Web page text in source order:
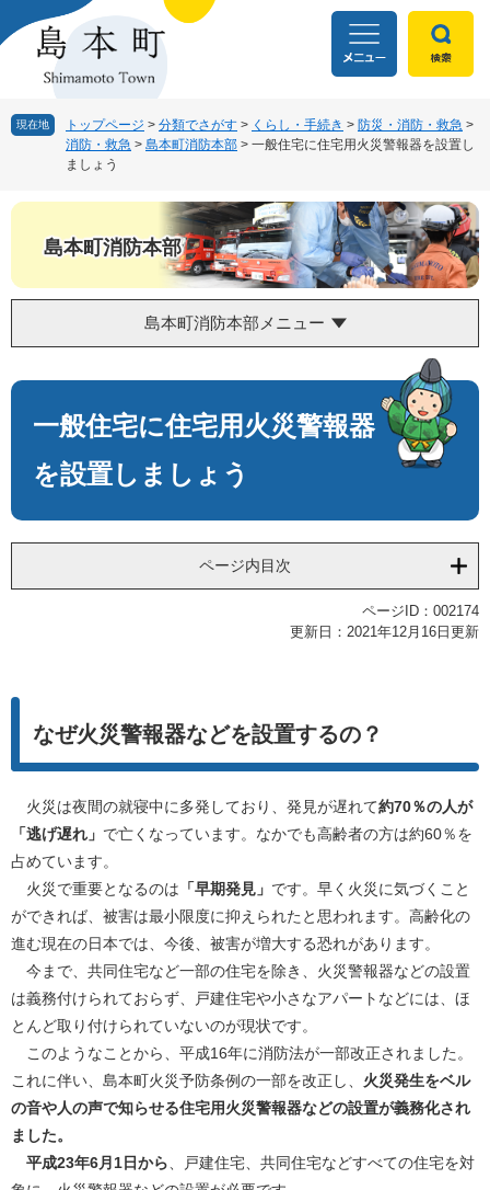
ー
ニ
現在地 トップページ > 分類でさがす > くらし・手続き > 防災・消防・救急 >
消防・救急 > 島本町消防本部 > 一般住宅に住宅用火災警報器を設置し
ましょう
島本町消防本部
島本町消防本部メニュー
文
一般住宅に住宅用火災警報器
を設置しましょう
ページ内目次
ページID：002174
更新日：2021年12月16日更新
なぜ火災警報器などを設置するの？
火災は夜間の就寝中に多発しており、発見が遅れて約70％の人が
「逃げ遅れ」 で亡くなっています。なかでも高齢者の方は約60％を
占めています。
火災で重要となるのは 「早期発見」 です。早く火災に気づくこと
ができれば、被害は最小限度に抑えられたと思われます。高齢化の
進む現在の日本では、今後、被害が増大する恐れがあります。
今まで、共同住宅など一部の住宅を除き、火災警報器などの設置
は義務付けられておらず、戸建住宅や小さなアパートなどには、ほ
とんど取り付けられていないのが現状です。
このようなことから、平成16年に消防法が一部改正されました。
これに伴い、島本町火災予防条例の一部を改正し、 火災発生をベル
の音や人の声で知らせる住宅用火災警報器などの設置が義務化され
ました。
平成23年6月1日から、戸建住宅、共同住宅などすべての住宅を対